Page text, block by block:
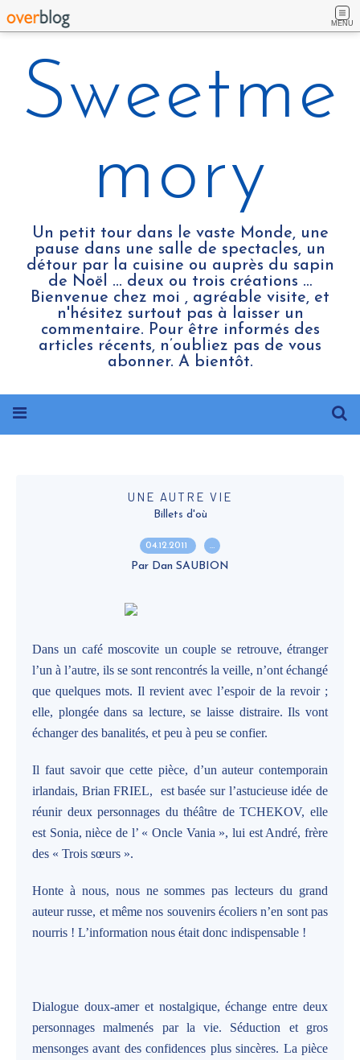
MENU
Sweetme
mory
Un petit tour dans le vaste Monde, une
pause dans une salle de spectacles, un
détour par la cuisine ou auprès du sapin
de Noël ... deux ou trois créations …
Bienvenue chez moi , agréable visite, et
n'hésitez surtout pas à laisser un
commentaire. Pour être informés des
articles récents, n’oubliez pas de vous
abonner. A bientôt.
UNE AUTRE VIE
Billets d'où
04.12.2011 …
Par Dan SAUBION
Dans un café moscovite un couple se retrouve, étranger
l’un à l’autre, ils se sont rencontrés la veille, n’ont échangé
que quelques mots. Il revient avec l’espoir de la revoir ;
elle, plongée dans sa lecture, se laisse distraire. Ils vont
échanger des banalités, et peu à peu se confier.
Il faut savoir que cette pièce, d’un auteur contemporain
irlandais, Brian FRIEL, est basée sur l’astucieuse idée de
réunir deux personnages du théâtre de TCHEKOV, elle
est Sonia, nièce de l’ « Oncle Vania », lui est André, frère
des « Trois sœurs ».
Honte à nous, nous ne sommes pas lecteurs du grand
auteur russe, et même nos souvenirs écoliers n’en sont pas
nourris ! L’information nous était donc indispensable !
Dialogue doux-amer et nostalgique, échange entre deux
personnages malmenés par la vie. Séduction et gros
mensonges avant des confidences plus sincères. La pièce